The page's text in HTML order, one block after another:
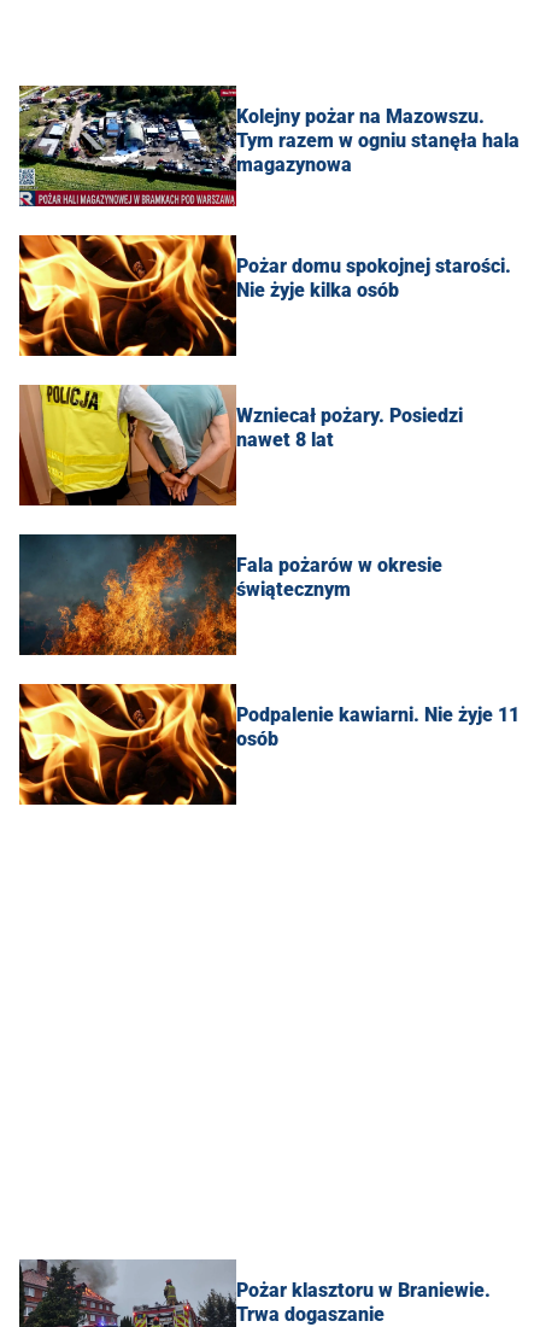
Kolejny pożar na Mazowszu.
Tym razem w ogniu stanęła hala
magazynowa
Pożar domu spokojnej starości.
Nie żyje kilka osób
Wzniecał pożary. Posiedzi
nawet 8 lat
Fala pożarów w okresie
świątecznym
Podpalenie kawiarni. Nie żyje 11
osób
Pożar klasztoru w Braniewie.
Trwa dogaszanie